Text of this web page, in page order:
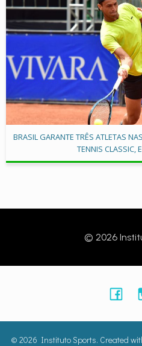
BRASIL GARANTE TRÊS ATLETAS
TENNIS CLASSIC,
© 2026
© 2026 Instituto Sports. Created